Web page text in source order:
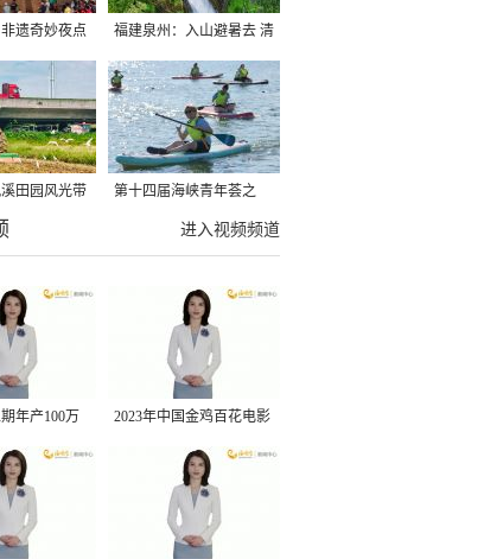
遗奇妙夜点 福建泉州：入山避暑去 清
凉好惬意
田园风光带
成熟收割季
第十四届海峡青年荟之
2026榕台青年大学生水上
进入视频频道
年产100万
项目建成中交
2023年中国金鸡百花电影
节有福电影巡展31日启动